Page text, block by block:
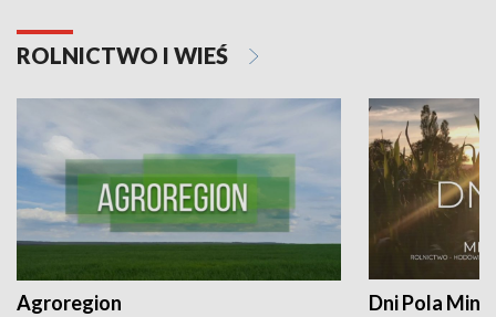
ROLNICTWO I WIEŚ
Agroregion Dni Pola